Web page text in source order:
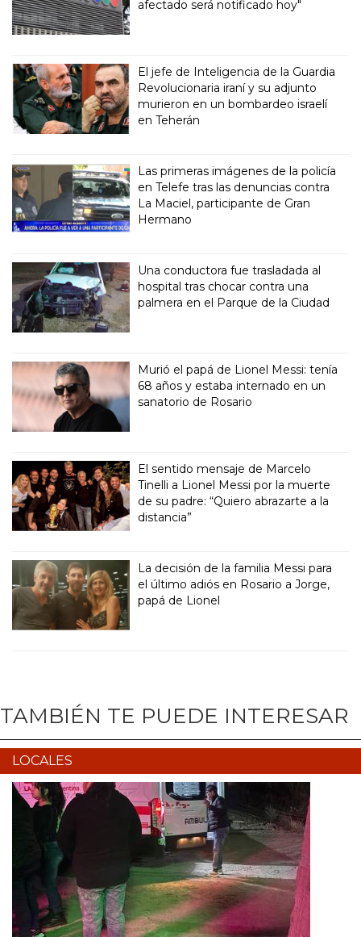
afectado será notificado hoy"
El jefe de Inteligencia de la Guardia
Revolucionaria iraní y su adjunto
murieron en un bombardeo israelí
en Teherán
Las primeras imágenes de la policía
en Telefe tras las denuncias contra
La Maciel, participante de Gran
Hermano
Una conductora fue trasladada al
hospital tras chocar contra una
palmera en el Parque de la Ciudad
Murió el papá de Lionel Messi: tenía
68 años y estaba internado en un
sanatorio de Rosario
El sentido mensaje de Marcelo
Tinelli a Lionel Messi por la muerte
de su padre: “Quiero abrazarte a la
distancia”
La decisión de la familia Messi para
el último adiós en Rosario a Jorge,
papá de Lionel
TAMBIÉN TE PUEDE INTERESAR
LOCALES